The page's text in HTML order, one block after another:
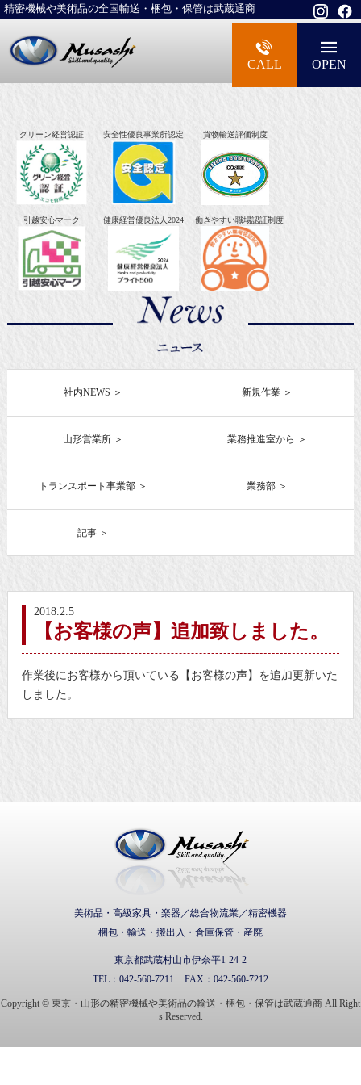
精密機械や美術品の全国輸送・梱包・保管は武蔵通商
大型精密機械・美術品・高級楽器の梱包・
CALL OPEN
グリーン経営認証 安全性優良事業所認定 貨物輸送評価制度
引越安心マーク 健康経営優良法人2024 働きやすい職場認証制度
2018.2.5
【お客様の声】追加致しました。
作業後にお客様から頂いている【お客様の声】を追加更新いた
しました。
社内NEWS 新規作業
山形営業所 業務推進室から
トランスポート事業部 業務部
記事
美術品・高級家具・楽器／総合物流業／精密機器
梱包・輸送・搬出入・倉庫保管・産廃
東京都武蔵村山市伊奈平1-24-2
TEL： 042-560-7211 FAX： 042-560-7212
Copyright © 東京・山形の精密機械や美術品の輸送・梱包・保管は武蔵通商 All Right
s Reserved.